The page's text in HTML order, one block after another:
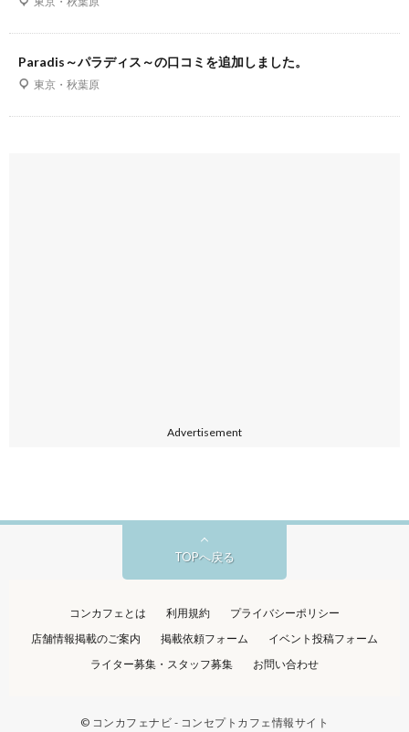
Paradis～パラディス～の口コミを追加しました。
東京・秋葉原
Advertisement
TOPへ戻る
コンカフェとは 利用規約
プライバシーポリシー
店舗情報掲載のご案内
掲載依頼フォーム
イベント投稿フォーム
ライター募集・スタッフ募集
お問い合わせ
© コンカフェナビ - コンセプトカフェ情報サイト